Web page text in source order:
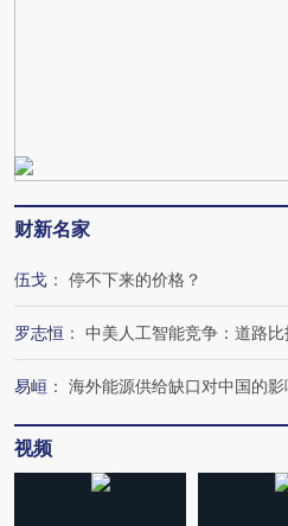
行员跨国走私7万
财新名家
伍戈 ： 停不下来的价格？
罗志恒 ： 中美人工智能竞争：道路
易峘 ： 海外能源供给缺口对中国的影
视频